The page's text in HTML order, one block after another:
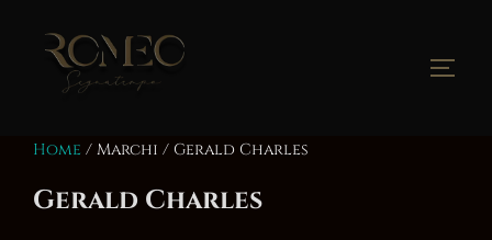
contenuto
Home / Marchi / Gerald Charles
Gerald Charles